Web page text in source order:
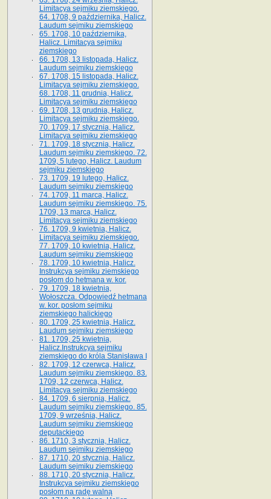
Limitacya sejmiku ziemskiego.
64. 1708, 9 października, Halicz.
Laudum sejmiku ziemskiego
65­. 1708, 10 października,
Halicz. Limitacya sejmiku
ziemskiego
66. 1708, 13 listopada, Halicz.
Laudum sejmiku ziemskiego
67. 1708, 15 listopada, Halicz.
Limitacya sejmiku ziemskiego.
68. 1708, 11 grudnia, Halicz.
Limitacya sejmiku ziemskiego
69. 1708, 13 grudnia, Halicz.
Limitacya sejmiku ziemskiego.
70. 1709, 17 stycznia, Halicz.
Limitacya sejmiku ziemskiego
71. 1709, 18 stycznia, Halicz.
Laudum sejmiku ziemskiego. 72.
1709, 5 lutego, Halicz. Laudum
sejmiku ziemskiego
73. 1709, 19 lutego, Halicz.
Laudum sejmiku ziemskiego
74. 1709, 11 marca, Halicz.
Laudum sejmiku ziemskiego. 75.
1709, 13 marca, Halicz.
Limitacya sejmiku ziemskiego
76. 1709, 9 kwietnia, Halicz.
Limitacya sejmiku ziemskiego.
77. 1709, 10 kwietnia, Halicz.
Laudum sejmiku ziemskiego
78. 1709, 10 kwietnia, Halicz.
Instrukcya sejmiku ziemskiego
posłom do hetmana w. kor.
79. 1709, 18 kwietnia,
Wołoszcza. Odpowiedź hetmana
w. kor. posłom sejmiku
ziemskiego halickiego
80. 1709, 25 kwietnia, Halicz.
Laudum sejmiku ziemskiego
81. 1709, 25 kwietnia,
Halicz.Instrukcya sejmiku
ziemskiego do króla Stanisława I
82. 1709, 12 czerwca, Halicz.
Laudum sejmiku ziemskiego. 83.
1709, 12 czerwca, Halicz.
Limitacya sejmiku ziemskiego
84. 1709, 6 sierpnia, Halicz.
Laudum sejmiku ziemskiego. 85.
1709, 9 września, Halicz.
Laudum sejmiku ziemskiego
deputackiego
86. 1710, 3 stycznia, Halicz.
Laudum sejmiku ziemskiego
87. 1710, 20 stycznia, Halicz.
Laudum sejmiku ziemskiego
88. 1710, 20 stycznia, Halicz.
Instrukcya sejmiku ziemskiego
posłom na radę walną